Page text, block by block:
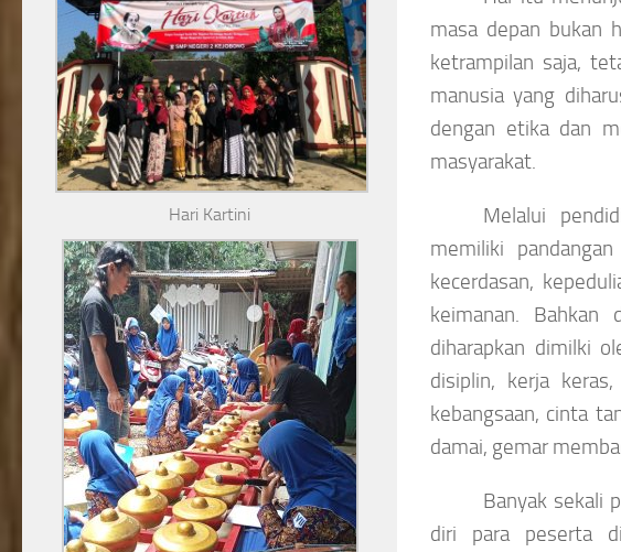
masa depan bukan
ketrampilan saja,
manusia yang
dengan etika dan
masyarakat.
Melalui
memiliki
kecerdasan,
keimanan.
diharapkan dimilki
disiplin, kerja
kebangsaan, cinta
damai, gemar
Banyak sekali
diri para peserta
Hari Kartini